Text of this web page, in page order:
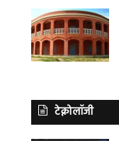
टेक्नोलॉजी